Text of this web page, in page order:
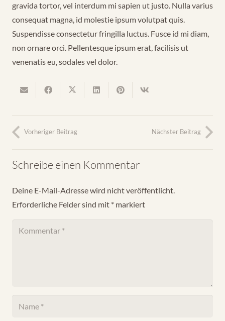
gravida tortor, vel interdum mi sapien ut justo. Nulla varius
consequat magna, id molestie ipsum volutpat quis.
Suspendisse consectetur fringilla luctus. Fusce id mi diam,
non ornare orci. Pellentesque ipsum erat, facilisis ut
venenatis eu, sodales vel dolor.
Vorheriger Beitrag Nächster Beitrag
Schreibe einen Kommentar
Deine E-Mail-Adresse wird nicht veröffentlicht.
Erforderliche Felder sind mit * markiert